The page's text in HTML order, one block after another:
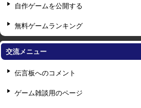
自作ゲームを公開する
無料ゲームランキング
交流メニュー
伝言板へのコメント
ゲーム雑談用のページ